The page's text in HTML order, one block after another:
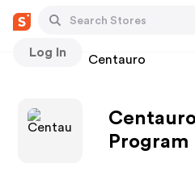
Log In
Stores Centauro
Program